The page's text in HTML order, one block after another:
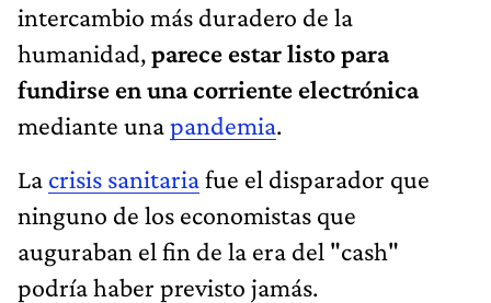
intercambio más duradero de la
humanidad,parece estar listo para
fundirse en una corriente electrónica
mediante unapandemia.
La crisis sanitariafue el disparador que
ninguno de los economistas que
auguraban el fin de la era del "cash"
podría haber previsto jamás.